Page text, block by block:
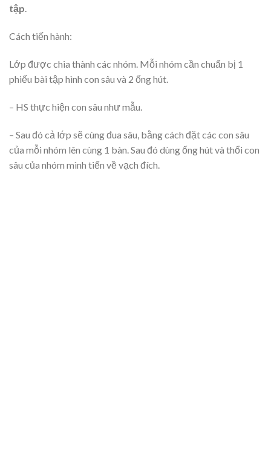
tập.
Cách tiến hành:
Lớp được chia thành các nhóm. Mỗi nhóm cần chuẩn bị 1
phiếu bài tập hình con sâu và 2 ống hút.
– HS thực hiện con sâu như mẫu.
– Sau đó cả lớp sẽ cùng đua sâu, bằng cách đặt các con sâu
của mỗi nhóm lên cùng 1 bàn. Sau đó dùng ống hút và thổi con
sâu của nhóm mình tiến về vạch đích.